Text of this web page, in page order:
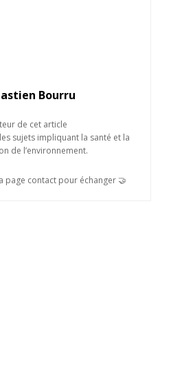
Bourru
de cet article
sujets impliquant la santé et la
de l’environnement.
page contact pour échanger 🤝